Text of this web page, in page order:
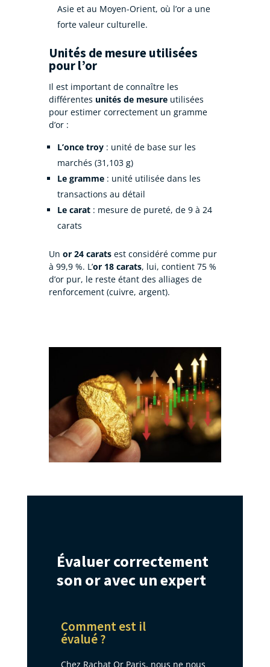
Asie et au Moyen-Orient, où l’or a une
forte valeur culturelle.
Unités de mesure utilisées
pour l’or
Il est important de connaître les
différentes unités de mesureutilisées
pour estimer correctement un gramme
d’or :
L’once troy: unité de base sur les
marchés (31,103 g)
Le gramme: unité utilisée dans les
transactions au détail
Le carat: mesure de pureté, de 9 à 24
carats
Un or 24 caratsest considéré comme pur
à 99,9 %. L’or 18 carats, lui, contient 75 %
d’or pur, le reste étant des alliages de
renforcement (cuivre, argent).
Évaluer correctement
son or avec un expert
Comment est il
évalué ?
Chez Rachat Or Paris, nous ne nous